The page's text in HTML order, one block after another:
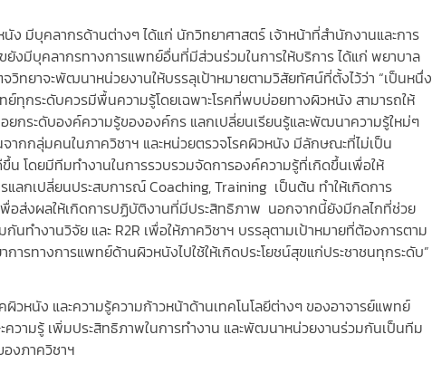
มีบุคลากรด้านต่างๆ ได้แก่ นักวิทยาศาสตร์ เจ้าหน้าที่สำนักงานและการ
งมีบุคลากรทางการแพทย์อื่นที่มีส่วนร่วมในการให้บริการ ได้แก่ พยาบาล
วิทยาจะพัฒนาหน่วยงานให้บรรลุเป้าหมายตามวิสัยทัศน์ที่ตั้งไว้ว่า “เป็นหนึ่ง
ทุกระดับควรมีพื้นความรู้โดยเฉพาะโรคที่พบบ่อยทางผิวหนัง สามารถให้
กระดับองค์ความรู้ขององค์กร แลกเปลี่ยนเรียนรู้และพัฒนาความรู้ใหม่ๆ
กกลุ่มคนในภาควิชาฯ และหน่วยตรวจโรคผิวหนัง มีลักษณะที่ไม่เป็น
โดยมีทีมทำงานในการรวบรวมจัดการองค์ความรู้ที่เกิดขึ้นเพื่อให้
ลกเปลี่ยนประสบการณ์ Coaching, Training เป็นต้น ทำให้เกิดการ
พื่อส่งผลให้เกิดการปฏิบัติงานที่มีประสิทธิภาพ นอกจากนี้ยังมีกลไกที่ช่วย
นทำงานวิจัย และ R2R เพื่อให้ภาควิชาฯ บรรลุตามเป้าหมายที่ต้องการตาม
ารทางการแพทย์ด้านผิวหนังไปใช้ให้เกิดประโยชน์สุขแก่ประชาชนทุกระดับ”
วหนัง และความรู้ความก้าวหน้าด้านเทคโนโลยีต่างๆ ของอาจารย์แพทย์
วามรู้ เพิ่มประสิทธิภาพในการทำงาน และพัฒนาหน่วยงานร่วมกันเป็นทีม
งภาควิชาฯ